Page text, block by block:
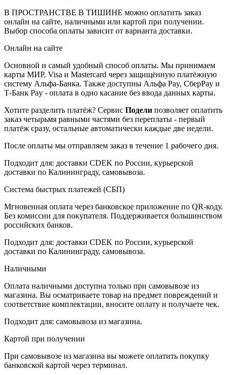
В ПРОСТРАНСТВЕ В ТИШИНЕ можно оплатить заказ
онлайн на сайте, наличными или картой при получении.
Выбор способа оплаты зависит от варианта доставки.
Онлайн на сайте
Основной и самый удобный способ оплаты. Мы принимаем
карты МИР, Visa и Mastercard через защищённую платёжную
систему Альфа-Банка. Также доступны Альфа Pay, СберPay и
Т-Банк Pay - оплата в одно касание без ввода данных карты.
Хотите разделить платёж? Сервис Подели позволяет оплатить
заказ четырьмя равными частями без переплаты - первый
платёж сразу, остальные автоматически каждые две недели.
После оплаты мы отправляем заказ в течение 1 рабочего дня.
Подходит для: доставки CDEK по России, курьерской
доставки по Калининграду, самовывоза.
Система быстрых платежей (СБП)
Мгновенная оплата через банковское приложение по QR-коду.
Без комиссии для покупателя. Поддерживается большинством
российских банков.
Подходит для: доставки CDEK по России, курьерской
доставки по Калининграду, самовывоза.
Наличными
Оплата наличными доступна только при самовывозе из
магазина. Вы осматриваете товар на предмет повреждений и
соответствие комплектации, вносите оплату и получаете чек.
Подходит для: самовывоза из магазина.
Картой при получении
При самовывозе из магазина вы можете оплатить покупку
банковской картой через терминал.